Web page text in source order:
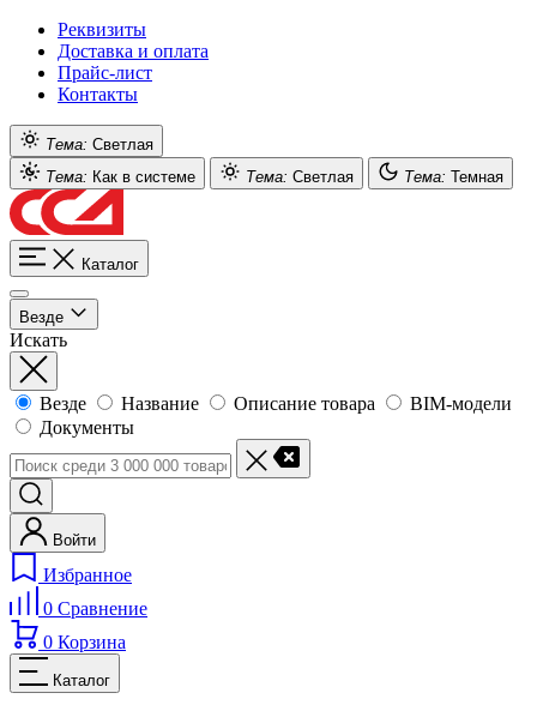
Реквизиты
Доставка и оплата
Прайс-лист
Контакты
Тема: Светлая
Тема: Как в системе Тема: Светлая Тема: Темная
Каталог
Везде
Искать
Везде Название Описание товара
BIM-модели
Документы
Войти
Избранное
0 Сравнение
0 Корзина
Каталог